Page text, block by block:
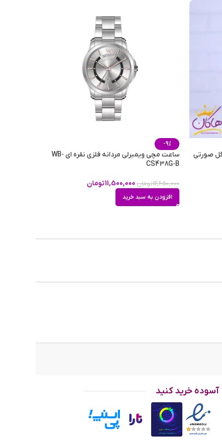
صورتی
-9%
ساعت مچی ویمبرلی مردانه فلزی نقره ای WB-
CS438G-B
12,650,000تومان 11,500,000تومان
افزودن به سبد خرید
آسوده خرید کنید